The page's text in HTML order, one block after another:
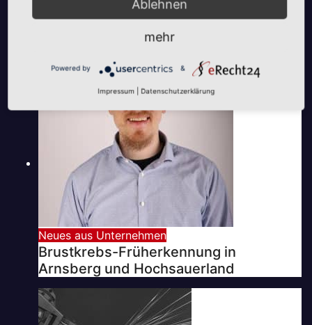
Aktuelle NachrichtenAktuelles
Denkmal der Leuchtenindustrie auf
Neues aus Unternehmen
Brustkrebs-Früherkennung in
Arnsberg und Hochsauerland
Ablehnen
mehr
Powered by &
Impressum Datenschutzerklärung